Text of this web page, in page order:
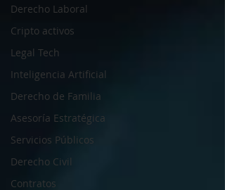
Derecho Laboral
Cripto activos
Legal Tech
Inteligencia Artificial
Derecho de Familia
Asesoría Estratégica
Servicios Públicos
Derecho Civil
Contratos